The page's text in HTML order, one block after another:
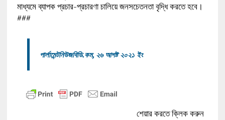
মাধ্যমে ব্যাপক প্রচার-প্রচারণা চালিয়ে জনসচেতনতা বৃদ্ধি করতে হবে।
###
পার্লামেন্টনিউজবিডি.কম, ২৬ আগষ্ট ২০২১ ইং
শেয়ার করতে ক্লিক করুন